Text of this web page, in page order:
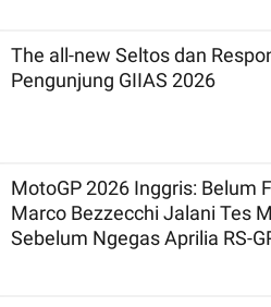
The all-new Seltos dan
Pengunjung GIIAS 2026
MotoGP 2026 Inggris: Belum
Marco Bezzecchi Jalani Tes
Sebelum Ngegas Aprilia RS-